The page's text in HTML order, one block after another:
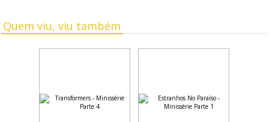
Quem viu, viu também